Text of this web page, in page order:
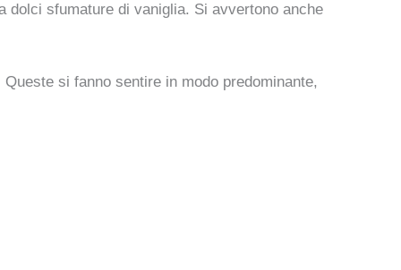
dolci sfumature di vaniglia. Si avvertono anche
si fanno sentire in modo predominante,